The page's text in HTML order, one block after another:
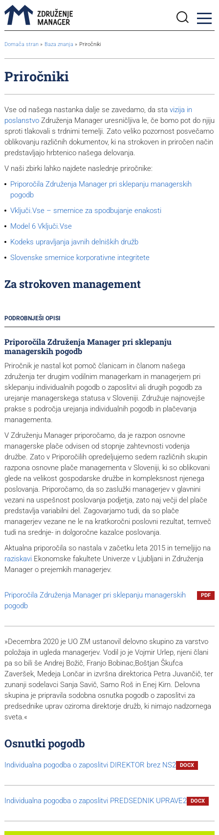
BreadcrumbsTemplate.TITLE_A11Y
Domača stran Baza znanja Priročniki
Priročniki
Za strokoven management
Vse od našega nastanka dalje se zavedamo, da sta vizija in
poslanstvoZdruženja Manager uresničljiva le, če bomo pot do njiju
sproti tlakovali s trdnimi temelji. Zato veliko pozornost posvečamo
oblikovanju različnih dokumentov, ki na strokoven in priročen način
predstavljajo hrbtenico našega delovanja.
V naši zbirki lahko najdete naslednje priročnike:
Priporočila Združenja Manager pri sklepanju managerskih
pogodb
Vključi.Vse – smernice za spodbujanje enakosti
Model 6 Vključi.Vse
Kodeks upravljanja javnih delniških družb
Slovenske smernice korporativne integritete
PODROBNJEŠI OPISI
Priporočila Združenja Manager pri sklepanju
managerskih pogodb
Priročnik je nastal kot pomoč članicam in članom našega
združenja ter drugim vodilnim managerkam in managerjem pri
sklepanju individualnih pogodb o zaposlitvi ali drugih pogodb za
urejanje managerskega statusa v Sloveniji. Združuje najnovejše
prakse s področja urejanja individualnih pogodb in plačevanja
managementa.
V Združenju Manager priporočamo, da je razpon osnovne
managerske plače odvisen od stopnje zahtevnosti vodenja
družbe. Zato v Priporočilih opredeljujemo sedem različnih skupin
razpona osnovne plače managementa v Sloveniji, ki so oblikovani
glede na velikost gospodarske družbe in kompleksnost njenega
poslovanja. Priporočamo, da so zaslužki managerjev v glavnini
vezani na uspešnost poslovanja podjetja, zato naj večji del plače
predstavlja variabilni del. Zagovarjamo tudi, da so plače
managerjev vezane ne le na kratkoročni poslovni rezultat, temveč
tudi na srednje- in dolgoročne kazalce poslovanja.
Aktualna priporočila so nastala v začetku leta 2015 in temeljijo na
raziskaviEkonomske fakultete Univerze v Ljubljani in Združenja
Manager o prejemkih managerjev.
Priporočila Združenja Manager pri sklepanju managerskih
pogodb
PDF
»Decembra 2020 je UO ZM ustanovil delovno skupino za varstvo
položaja in ugleda managerjev. Vodil jo je Vojmir Urlep, njeni člani
pa so bili še Andrej Božič, Franjo Bobinac,Boštjan Škufca
Zaveršek, Medeja Lončar in izvršna direktorica Petra Juvančič, ter
zunanji sodelavci Sanja Savič, Samo Roš in Enej Kirn. Delovna
skupina je pripravila sodobna osnutka pogodb o zaposlitvi za
predsednike uprav oziroma direktorje družb, ki nimajo nadzornega
sveta.«
Osnutki pogodb
Individualna pogodba o zaposlitvi DIREKTOR brez NS2 DOCX
Individualna pogodba o zaposlitvi PREDSEDNIK UPRAVE2 DOCX